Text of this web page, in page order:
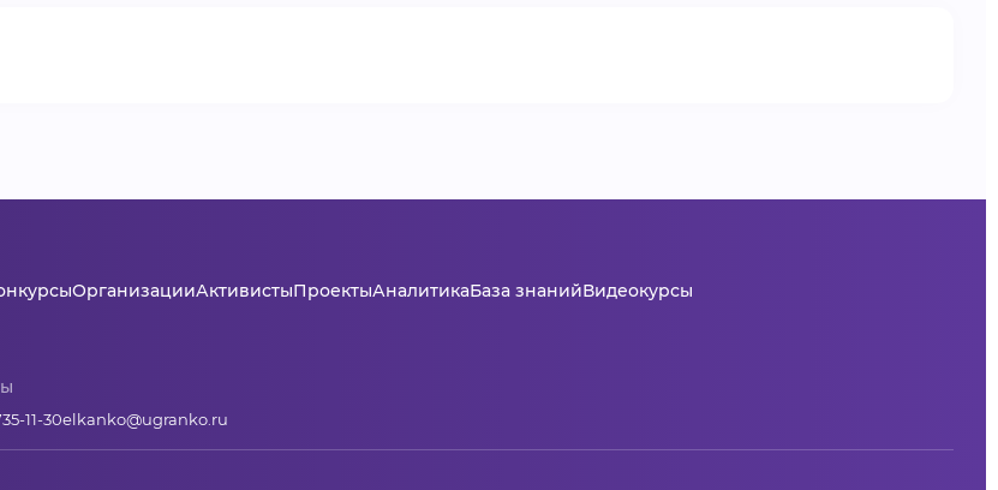
ОрганизацииАктивистыПроектыАналитикаБаза знанийВидеокурсы
11-30elkanko@ugranko.ru